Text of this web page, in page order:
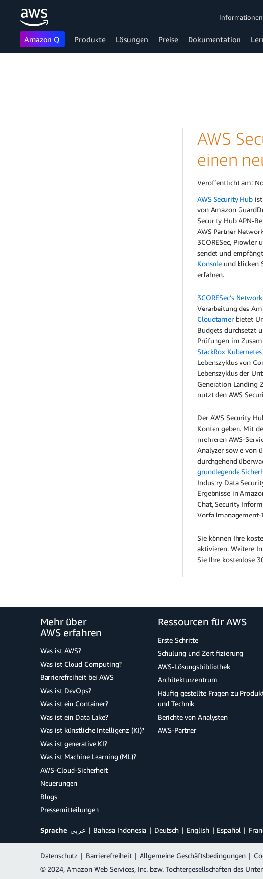
Informationen
Amazon Q Produkte Lösungen Preise Dokumentation
AWS
einen
Veröffentlicht am:
AWS Security Hub
von Amazon
Security Hub APN-
AWS Partner
3CORESec, Prowler
sendet und
Konsole und klicken
erfahren.
3CORESec’s
Verarbeitung des
Cloudtamerbietet
Budgets durchsetzt
Prüfungen im
StackRox Kubernetes
Lebenszyklus von
Lebenszyklus der
Generation Landing
nutzt den AWS
Der AWS Security
Konten geben. Mit
mehreren AWS-
Analyzer sowie von
durchgehend
grundlegende
Industry Data
Ergebnisse in
Chat, Security
Vorfallmanagement-
Sie können Ihre
aktivieren. Weitere
Sie Ihre kostenlose
Mehr über
AWS erfahren
Was ist AWS?
Was ist Cloud Computing?
Barrierefreiheit bei AWS
Was ist DevOps?
Was ist ein Container?
Was ist ein Data Lake?
Was ist künstliche Intelligenz (KI)?
Was ist generative KI?
Was ist Machine Learning (ML)?
AWS-Cloud-Sicherheit
Neuerungen
Blogs
Pressemitteilungen
Ressourcen für AWS
Erste Schritte
Schulung und Zertifizierung
AWS-Lösungsbibliothek
Architekturzentrum
Häufig gestellte Fragen zu
und Technik
Berichte von Analysten
AWS-Partner
Sprache عربي Bahasa Indonesia Deutsch English Español
Datenschutz | Barrierefreiheit | Allgemeine Geschäftsbedingungen |
© 2024, Amazon Web Services, Inc. bzw. Tochtergesellschaften des